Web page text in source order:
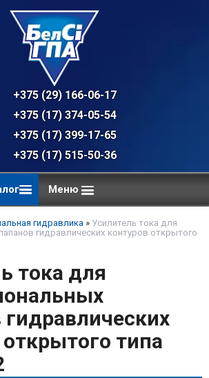
+375 (29) 166-06-17 - техническая
+375 (17) 374-05-54 - общий отдел,
+375 (17) 399-17-65
+375 (17) 515-50-36
Меню
гидравлика » Усилитель тока для
гидравлических контуров открытого
тока для
гидравлических
типа